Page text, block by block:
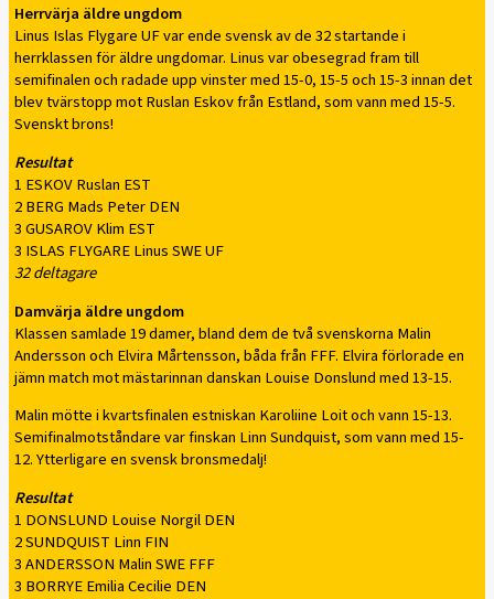
Herrvärja äldre ungdom
Linus Islas Flygare UF var ende svensk av de 32 startande i
herrklassen för äldre ungdomar. Linus var obesegrad fram till
semifinalen och radade upp vinster med 15-0, 15-5 och 15-3 innan det
blev tvärstopp mot Ruslan Eskov från Estland, som vann med 15-5.
Svenskt brons!
Resultat
1 ESKOV Ruslan EST
2 BERG Mads Peter DEN
3 GUSAROV Klim EST
3 ISLAS FLYGARE Linus SWE UF
32 deltagare
Damvärja äldre ungdom
Klassen samlade 19 damer, bland dem de två svenskorna Malin
Andersson och Elvira Mårtensson, båda från FFF. Elvira förlorade en
jämn match mot mästarinnan danskan Louise Donslund med 13-15.
Malin mötte i kvartsfinalen estniskan Karoliine Loit och vann 15-13.
Semifinalmotståndare var finskan Linn Sundquist, som vann med 15-
12. Ytterligare en svensk bronsmedalj!
Resultat
1 DONSLUND Louise Norgil DEN
2 SUNDQUIST Linn FIN
3 ANDERSSON Malin SWE FFF
3 BORRYE Emilia Cecilie DEN